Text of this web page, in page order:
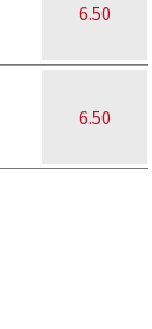
6.50
6.50